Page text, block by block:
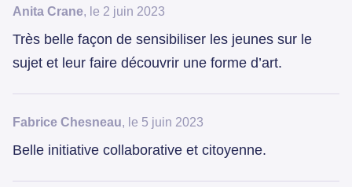
Anita Crane, le 2 juin 2023
Très belle façon de sensibiliser les jeunes sur le
sujet et leur faire découvrir une forme d’art.
Fabrice Chesneau, le 5 juin 2023
Belle initiative collaborative et citoyenne.